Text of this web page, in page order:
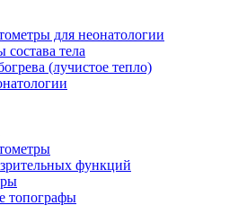
для неонатологии
состава тела
(лучистое тепло)
функций
топографы